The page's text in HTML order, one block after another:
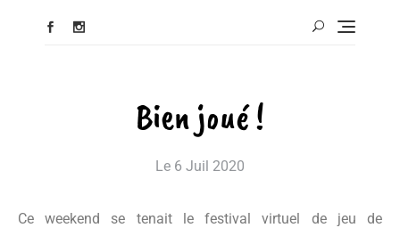
Bien joué !
Le 6 Juil 2020
Ce weekend se tenait le festival virtuel de jeu de